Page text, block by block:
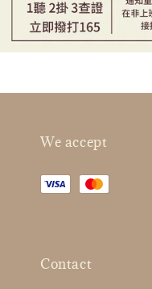
We accept
Contact